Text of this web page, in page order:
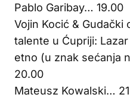
Pablo Garibay… 19.00
Vojin Kocić & Gudački
talente u Ćupriji:
etno (u znak sećanja
20.00
Mateusz Kowalski…